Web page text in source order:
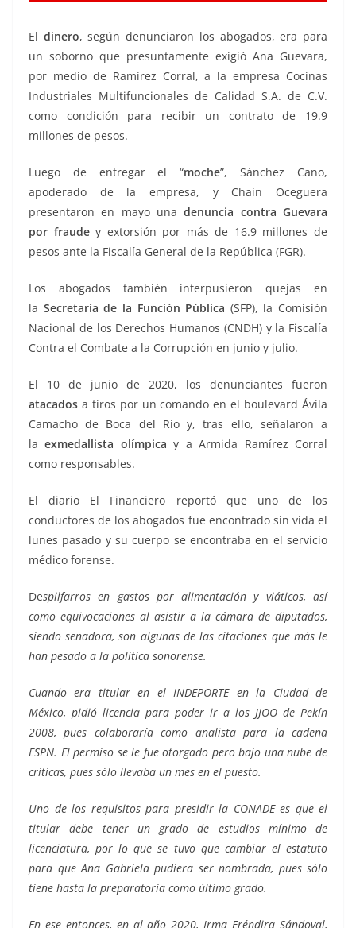
El dinero, según denunciaron los abogados, era para
un soborno que presuntamente exigió Ana Guevara,
por medio de Ramírez Corral, a la empresa Cocinas
Industriales Multifuncionales de Calidad S.A. de C.V.
como condición para recibir un contrato de 19.9
millones de pesos.
Luego de entregar el “moche”, Sánchez Cano,
apoderado de la empresa, y Chaín Oceguera
presentaron en mayo unadenuncia contra Guevara
por fraudey extorsión por más de 16.9 millones de
pesos ante la Fiscalía General de la República (FGR).
Los abogados también interpusieron quejas en
la Secretaría de la Función Pública (SFP), la Comisión
Nacional de los Derechos Humanos (CNDH) y la Fiscalía
Contra el Combate a la Corrupción en junio y julio.
El 10 de junio de 2020, los denunciantes fueron
atacados a tiros por un comando en el boulevard Ávila
Camacho de Boca del Río y, tras ello, señalaron a
laexmedallista olímpica y a Armida Ramírez Corral
como responsables.
El diario El Financiero reportó que uno de los
conductores de los abogados fue encontrado sin vida el
lunes pasado y su cuerpo se encontraba en el servicio
médico forense.
Despilfarros en gastos por alimentación y viáticos, así
como equivocaciones al asistir a la cámara de diputados,
siendo senadora, son algunas de las citaciones que más le
han pesado a la política sonorense.
Cuando era titular en el INDEPORTE en la Ciudad de
México, pidió licencia para poder ir a los JJOO de Pekín
2008, pues colaboraría como analista para la cadena
ESPN. El permiso se le fue otorgado pero bajo una nube de
críticas, pues sólo llevaba un mes en el puesto.
Uno de los requisitos para presidir la CONADE es que el
titular debe tener un grado de estudios mínimo de
licenciatura, por lo que se tuvo que cambiar el estatuto
para que Ana Gabriela pudiera ser nombrada, pues sólo
tiene hasta la preparatoria como último grado.
En ese entonces, en al año 2020, Irma Eréndira Sándoval,